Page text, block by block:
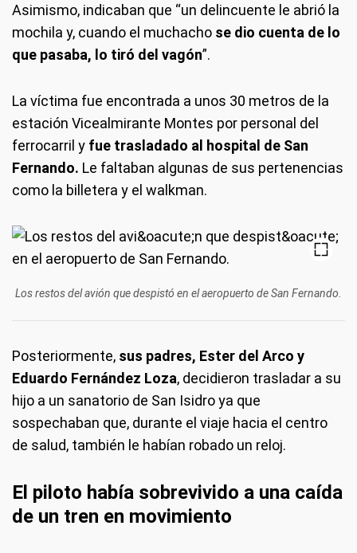
Asimismo, indicaban que “un delincuente le abrió la
mochila y, cuando el muchacho se dio cuenta de lo
que pasaba, lo tiró del vagón”.
La víctima fue encontrada a unos 30 metros de la
estación Vicealmirante Montes por personal del
ferrocarril y fue trasladado al hospital de San
Fernando. Le faltaban algunas de sus pertenencias
como la billetera y el walkman.
Los restos del avión que despistó en el aeropuerto de San Fernando.
Posteriormente, sus padres, Ester del Arco y
Eduardo Fernández Loza, decidieron trasladar a su
hijo a un sanatorio de San Isidro ya que
sospechaban que, durante el viaje hacia el centro
de salud, también le habían robado un reloj.
El piloto había sobrevivido a una caída
de un tren en movimiento